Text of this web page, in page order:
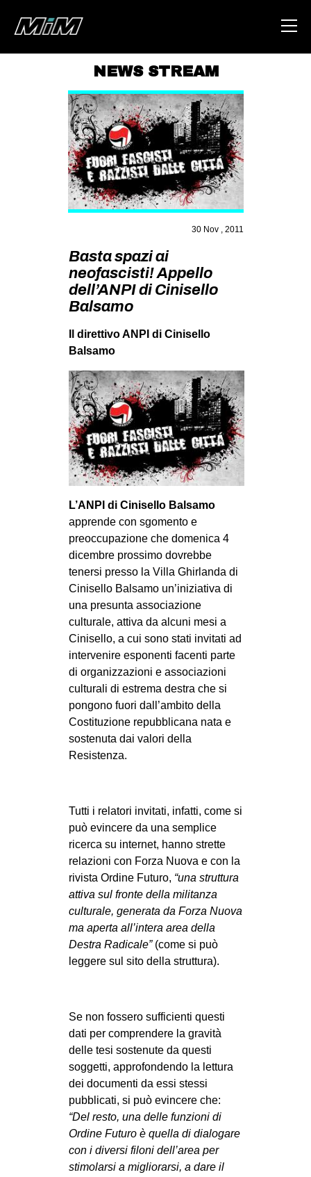
ABOUT
AREA
DEGENERAZIONE
GAZA FREESTYLE
STUDENTI TSUNAMI
ZAM
SPORT POPOLARE
MOVIMENTI
AMBIENTE
ANTIFASCISMO
MIGRAZIONI
PRECARIATO
REPRESSIONE
STUDENTI
CULTURE
ARTE
CINEMA
MANIFESTI
MUSICA
AFRICA
AMERICHE
ESTREMO ORIENTE
EUROPA
MEDIO ORIENTE
MONDO
EVENTI
Fb
tw
bsky
SEARCH
NEWS STREAM
30 Nov , 2011
Basta spazi ai
neofascisti! Appello
dell’ANPI di Cinisello
Balsamo
Il direttivo ANPI di Cinisello
Balsamo
L’ANPI di Cinisello Balsamo
apprende con sgomento e
preoccupazione che domenica 4
dicembre prossimo dovrebbe
tenersi presso la Villa Ghirlanda di
Cinisello Balsamo un’iniziativa di
una presunta associazione
culturale, attiva da alcuni mesi a
Cinisello, a cui sono stati invitati ad
intervenire esponenti facenti parte
di organizzazioni e associazioni
culturali di estrema destra che si
pongono fuori dall’ambito della
Costituzione repubblicana nata e
sostenuta dai valori della
Resistenza.
Tutti i relatori invitati, infatti, come si
può evincere da una semplice
ricerca su internet, hanno strette
relazioni con Forza Nuova e con la
rivista Ordine Futuro, “una struttura
attiva sul fronte della militanza
culturale, generata da Forza Nuova
ma aperta all’intera area della
Destra Radicale”(come si può
leggere sul sito della struttura).
Se non fossero sufficienti questi
dati per comprendere la gravità
delle tesi sostenute da questi
soggetti, approfondendo la lettura
dei documenti da essi stessi
pubblicati, si può evincere che:
“Del resto, una delle funzioni di
Ordine Futuro è quella di dialogare
con i diversi filoni dell’area per
stimolarsi a migliorarsi, a dare il